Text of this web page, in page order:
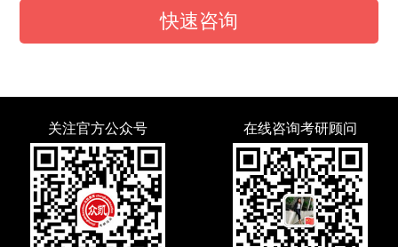
快速咨询
关注官方公众号 在线咨询考研顾问